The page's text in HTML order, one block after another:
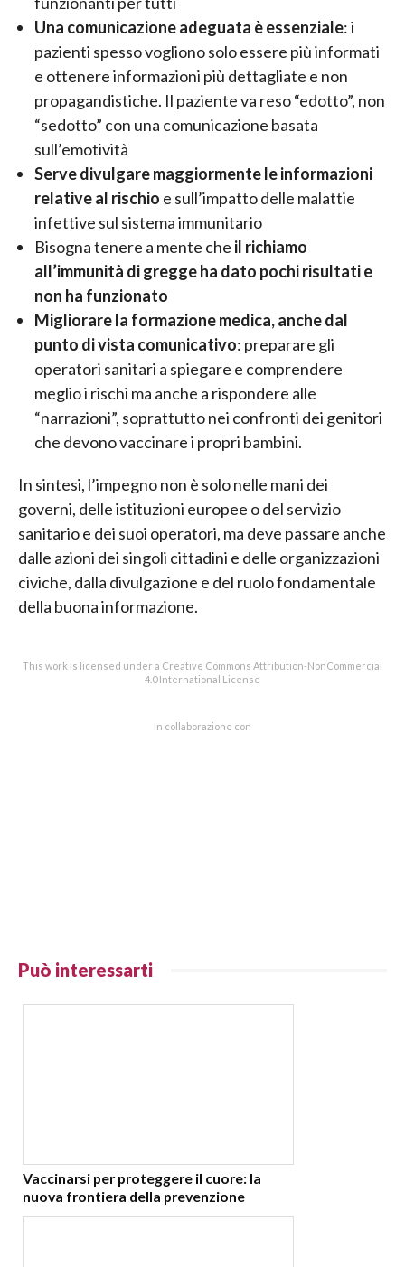
Una comunicazione adeguata è essenziale: i
pazienti spesso vogliono solo essere più informati
e ottenere informazioni più dettagliate e non
propagandistiche. Il paziente va reso “edotto”, non
“sedotto” con una comunicazione basata
sull’emotività
Serve divulgare maggiormente le informazioni
relative al rischio e sull’impatto delle malattie
infettive sul sistema immunitario
Bisogna tenere a mente che il richiamo
all’immunità di gregge ha dato pochi risultati e
non ha funzionato
Migliorare la formazione medica, anche dal
punto di vista comunicativo: preparare gli
operatori sanitari a spiegare e comprendere
meglio i rischi ma anche a rispondere alle
“narrazioni”, soprattutto nei confronti dei genitori
che devono vaccinare i propri bambini.
In sintesi, l’impegno non è solo nelle mani dei
governi, delle istituzioni europee o del servizio
sanitario e dei suoi operatori, ma deve passare anche
dalle azioni dei singoli cittadini e delle organizzazioni
civiche, dalla divulgazione e del ruolo fondamentale
della buona informazione.
This work is licensed under a Creative Commons Attribution-NonCommercial
4.0 International License
In collaborazione con
Può interessarti
Vaccinarsi per proteggere il cuore: la
nuova frontiera della prevenzione